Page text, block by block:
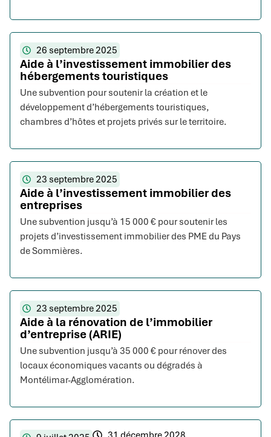
26 septembre 2025
Aide à l’investissement immobilier des
hébergements touristiques
Une subvention pour soutenir la création et le
développement d’hébergements touristiques,
chambres d’hôtes et projets privés sur le territoire.
23 septembre 2025
Aide à l’investissement immobilier des
entreprises
Une subvention jusqu’à 15 000 € pour soutenir les
projets d’investissement immobilier des PME du Pays
de Sommières.
23 septembre 2025
Aide à la rénovation de l’immobilier
d’entreprise (ARIE)
Une subvention jusqu’à 35 000 € pour rénover des
locaux économiques vacants ou dégradés à
Montélimar-Agglomération.